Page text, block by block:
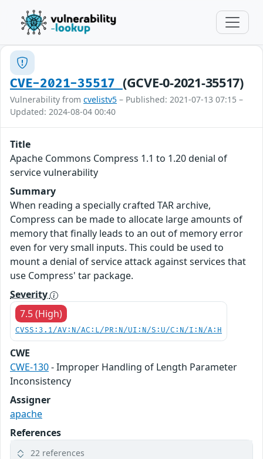
CVE-2021-35517 (GCVE-0-2021-35517)
Vulnerability from cvelistv5 – Published: 2021-07-13 07:15 –
Updated: 2024-08-04 00:40
Title
Apache Commons Compress 1.1 to 1.20 denial of
service vulnerability
Summary
When reading a specially crafted TAR archive,
Compress can be made to allocate large amounts of
memory that finally leads to an out of memory error
even for very small inputs. This could be used to
mount a denial of service attack against services that
use Compress' tar package.
Severity
7.5 (High)
CVSS:3.1/AV:N/AC:L/PR:N/UI:N/S:U/C:N/I:N/A:H
CWE
CWE-130- Improper Handling of Length Parameter
Inconsistency
Assigner
apache
References
22 references